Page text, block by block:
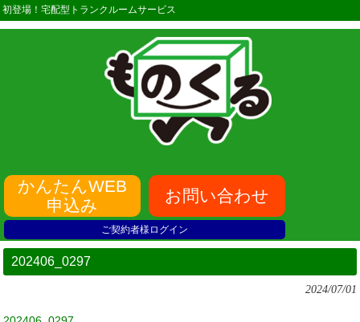
初登場！宅配型トランクルームサービス
かんたんWEB
申込み
お問い合わせ
ご契約者様ログイン
202406_0297
2024/07/01